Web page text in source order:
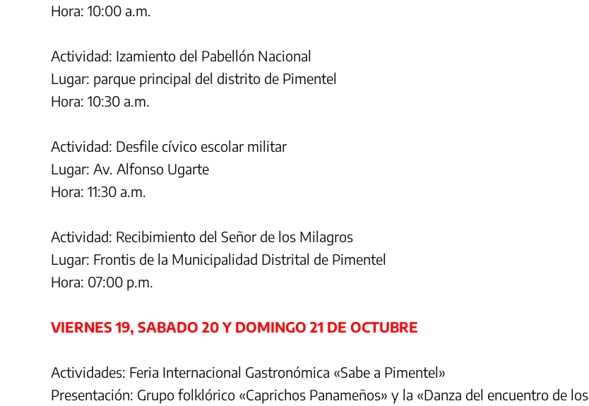
Hora: 10:00 a.m.
Actividad: Izamiento del Pabellón Nacional
Lugar: parque principal del distrito de Pimentel
Hora: 10:30 a.m.
Actividad: Desfile cívico escolar militar
Lugar: Av. Alfonso Ugarte
Hora: 11:30 a.m.
Actividad: Recibimiento del Señor de los Milagros
Lugar: Frontis de la Municipalidad Distrital de Pimentel
Hora: 07:00 p.m.
VIERNES 19, SABADO 20 Y DOMINGO 21 DE OCTUBRE
Actividades: Feria Internacional Gastronómica «Sabe a Pimentel»
Presentación: Grupo folklórico «Caprichos Panameños» y la «Danza del encuentro de los